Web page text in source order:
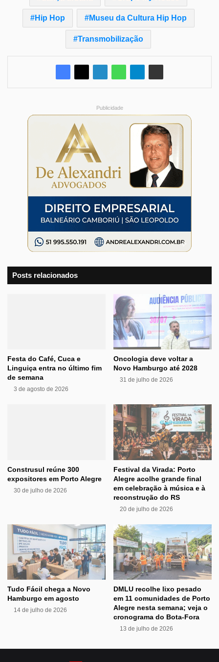
Hip Hop Museu da Cultura Hip Hop
Transmobilização
Publicidade
Posts relacionados
Festa do Café, Cuca e
Linguiça entra no último fim
de semana
3 de agosto de 2026
Oncologia deve voltar a
Novo Hamburgo até 2028
31 de julho de 2026
Construsul reúne 300
expositores em Porto Alegre
30 de julho de 2026
Festival da Virada: Porto
Alegre acolhe grande final
em celebração à música e à
reconstrução do RS
20 de julho de 2026
Tudo Fácil chega a Novo
Hamburgo em agosto
14 de julho de 2026
DMLU recolhe lixo pesado
em 11 comunidades de Porto
Alegre nesta semana; veja o
cronograma do Bota-Fora
13 de julho de 2026